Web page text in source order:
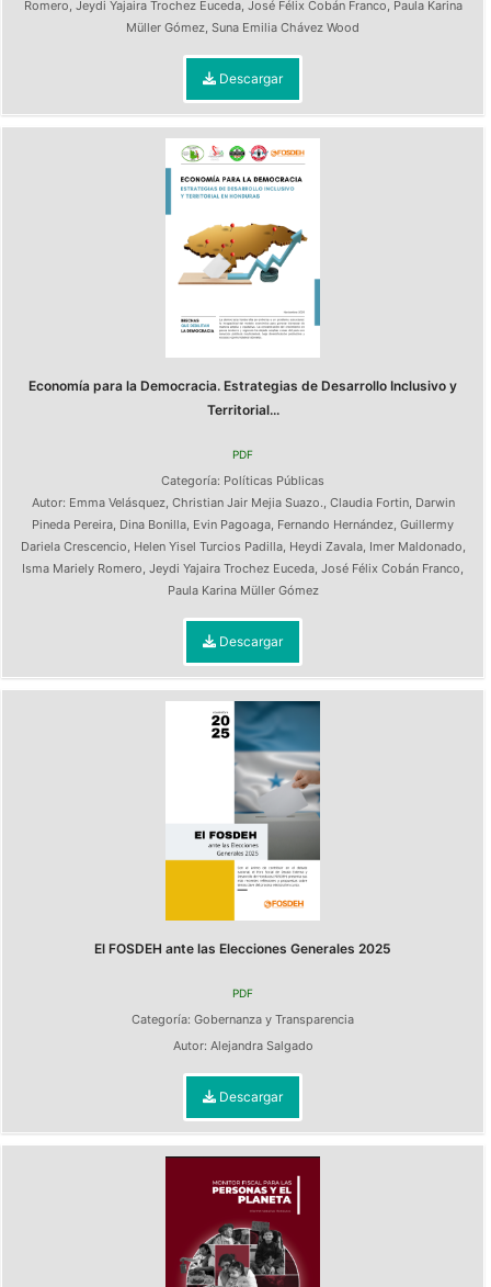
Romero, Jeydi Yajaira Trochez Euceda, José Félix Cobán Franco, Paula Karina
Müller Gómez, Suna Emilia Chávez Wood
Descargar
Economía para la Democracia. Estrategias de Desarrollo Inclusivo y
Territorial...
PDF
Categoría: Políticas Públicas
Autor: Emma Velásquez, Christian Jair Mejia Suazo., Claudia Fortin, Darwin
Pineda Pereira, Dina Bonilla, Evin Pagoaga, Fernando Hernández, Guillermy
Dariela Crescencio, Helen Yisel Turcios Padilla, Heydi Zavala, Imer Maldonado,
Isma Mariely Romero, Jeydi Yajaira Trochez Euceda, José Félix Cobán Franco,
Paula Karina Müller Gómez
Descargar
El FOSDEH ante las Elecciones Generales 2025
PDF
Categoría: Gobernanza y Transparencia
Autor: Alejandra Salgado
Descargar